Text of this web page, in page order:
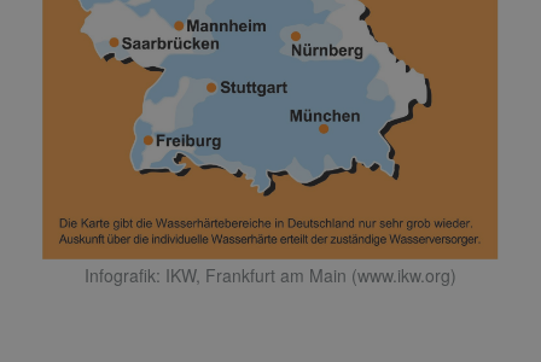
Infografik: IKW, Frankfurt am Main (www.ikw.org)